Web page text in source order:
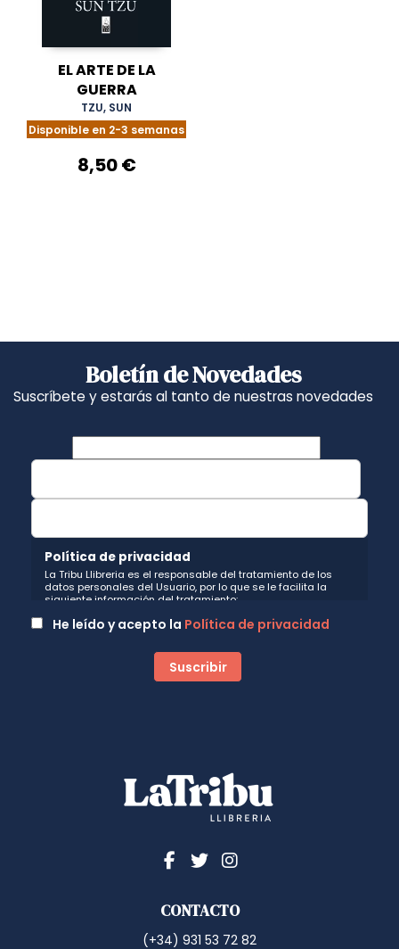
EL ARTE DE LA
GUERRA
TZU, SUN
Disponible en 2-3 semanas
8,50 €
Boletín de Novedades
Suscríbete y estarás al tanto de nuestras novedades
Política de privacidad
La Tribu Llibreria es el responsable del tratamiento de los
datos personales del Usuario, por lo que se le facilita la
siguiente información del tratamiento:
Fin del tratamiento: mantener una relación de envío de
comunicaciones y noticias sobre nuestros servicios y
boletín. Igualmente utilizaremos sus datos de contacto para
enviarle información sobre productos o servicios que puedan
Legitimación: está basada en el consentimiento que se le
solicita a través de la correspondiente casilla de
Criterios de conservación de los datos: se conservarán
suprimirán con medidas de seguridad adecuadas para
garantizar la seudonimización de los datos.
Derechos que asisten al Usuario:
Derecho a oponerse y a la portabilidad de los datos
He leído y acepto la Política de privacidad
CONTACTO
(+34) 931 53 72 82